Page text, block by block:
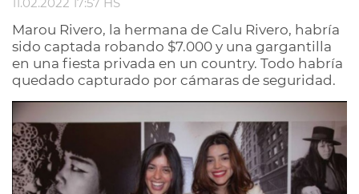
Marou Rivero, la hermana de Calu Rivero, habría
sido captada robando $7.000 y una gargantilla
en una fiesta privada en un country. Todo habría
quedado capturado por cámaras de seguridad.